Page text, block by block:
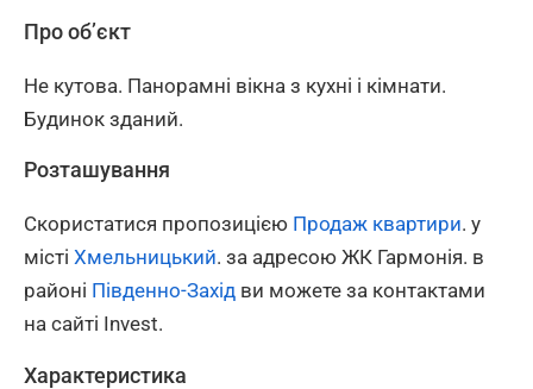
Про об’єкт
Не кутова. Панорамні вікна з кухні і кімнати.
Будинок зданий.
Розташування
Скористатися пропозицією Продаж квартири. у
місті Хмельницький. за адресою ЖК Гармонія. в
районі Південно-Захід ви можете за контактами
на сайті Invest.
Характеристика